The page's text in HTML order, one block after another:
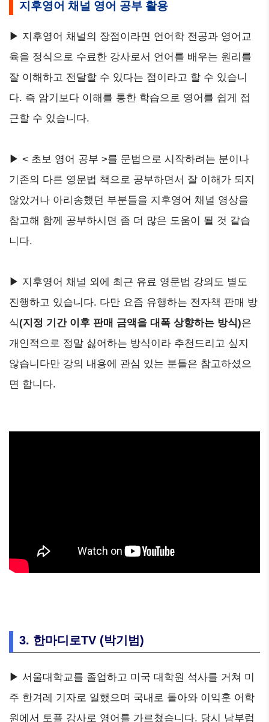
지후영어 채널 영어 공부 활용
▶ 지후영어 채널의 장점이라면 언어학 전공과 영어교
육을 정식으로 수료한 강사로서 언어를 배우는 원리를
잘 이해하고 전달할 수 있다는 점이라고 할 수 있습니
다. 즉 암기보다 이해를 통한 학습으로 영어를 쉽게 접
근할 수 있습니다.
▶ < 초보 영어 공부 >를 문법으로 시작하려는 분이나
기존의 다른 영문법 책으로 공부하면서 잘 이해가 되지
않았거나 아리송했던 부분들을 지후영어 채널 영상을
참고해 함께 공부하시면 좀 더 많은 도움이 될 것 같습
니다.
▶ 지후영어 채널 외에 최근 유료 영문법 강의도 별도
진행하고 있습니다. 다만 요즘 유행하는 전자책 판매 방
식(지정 기간 이후 판매 금액을 대폭 상향하는 방식)은
개인적으로 정말 싫어하는 방식이라 추천드리고 싶지
않습니다만 강의 내용에 관심 있는 분들은 참고하셨으
면 합니다.
3. 한마디로TV (박기범)
▶ 서울대학교를 졸업하고 미국 대학원 석사를 거쳐 미
주 한겨레 기자로 일했으며 국내로 돌아와 이익훈 어학
원에서 토플 강사로 영어를 가르쳤습니다. 당시 남부럽